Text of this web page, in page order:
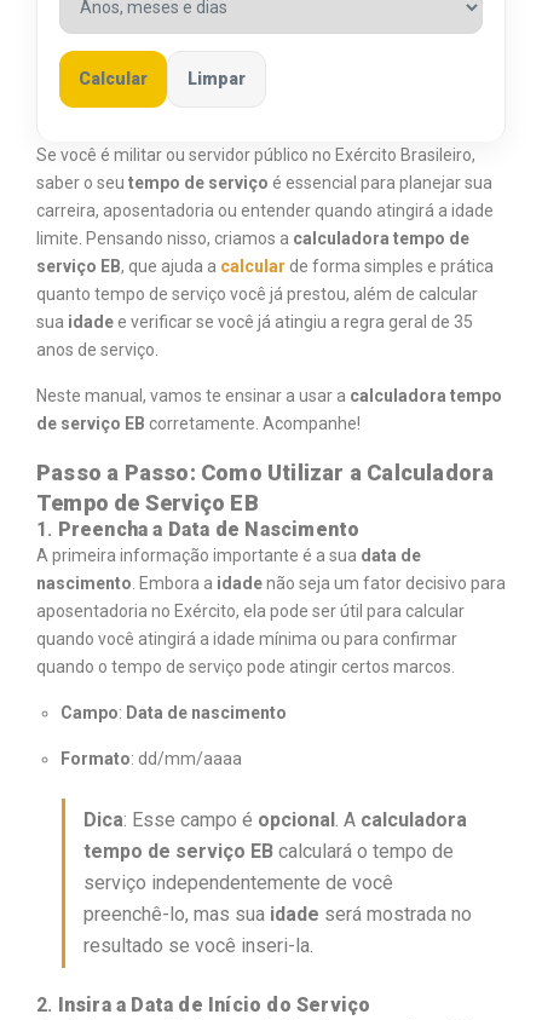
Calcular Limpar
Se você é militar ou servidor público no Exército Brasileiro,
saber o seu tempo de serviço é essencial para planejar sua
carreira, aposentadoria ou entender quando atingirá a idade
limite. Pensando nisso, criamos a calculadora tempo de
serviço EB, que ajuda a calcular de forma simples e prática
quanto tempo de serviço você já prestou, além de calcular
sua idadee verificar se você já atingiu a regra geral de 35
anos de serviço.
Neste manual, vamos te ensinar a usar a calculadora tempo
de serviço EB corretamente. Acompanhe!
Passo a Passo: Como Utilizar a Calculadora
Tempo de Serviço EB
1. Preencha a Data de Nascimento
A primeira informação importante é a sua data de
nascimento . Embora a idadenão seja um fator decisivo para
aposentadoria no Exército, ela pode ser útil para calcular
quando você atingirá a idade mínima ou para confirmar
quando o tempo de serviço pode atingir certos marcos.
Campo: Data de nascimento
Formato: dd/mm/aaaa
Dica: Esse campo é opcional. A calculadora
tempo de serviço EB calculará o tempo de
serviço independentemente de você
preenchê-lo, mas sua idade será mostrada no
resultado se você inseri-la.
2. Insira a Data de Início do Serviço